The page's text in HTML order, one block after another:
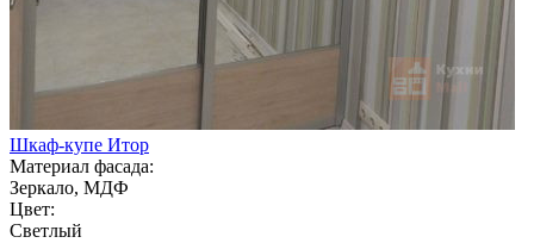
Шкаф-купе Итор
Материал фасада:
Зеркало, МДФ
Цвет:
Светлый